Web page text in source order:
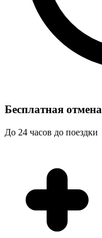
Бесплатная отмена
До 24 часов до поездки